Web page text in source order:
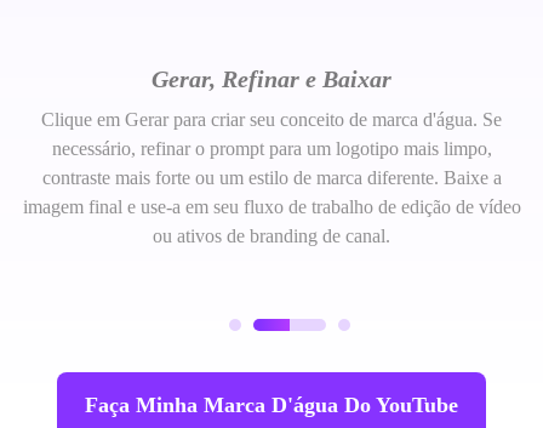
Gerar, Refinar e Baixar
Clique em Gerar para criar seu conceito de marca d'água. Se
necessário, refinar o prompt para um logotipo mais limpo,
contraste mais forte ou um estilo de marca diferente. Baixe a
imagem final e use-a em seu fluxo de trabalho de edição de vídeo
ou ativos de branding de canal.
Faça Minha Marca D'água Do YouTube